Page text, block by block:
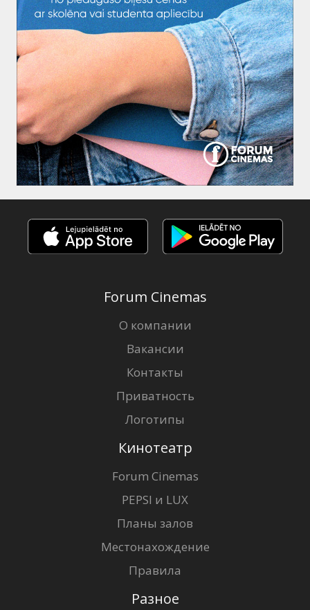
Forum Cinemas
О компании
Вакансии
Контакты
Приватность
Логотипы
Кинотеатр
Forum Cinemas
PEPSI и LUX
Планы залов
Местонахождение
Правила
Разное